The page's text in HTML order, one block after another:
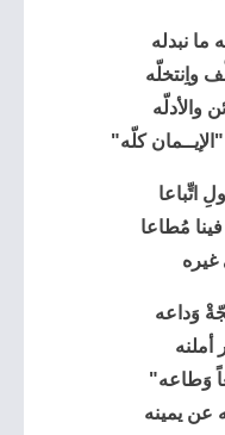
ما نبدله
واِنتخلّه
والأدلّه
كلّه"
اتِّباعا
مُطاعا
غيره
وَداعه
أملنه
وَطاعه"
عن يمينه